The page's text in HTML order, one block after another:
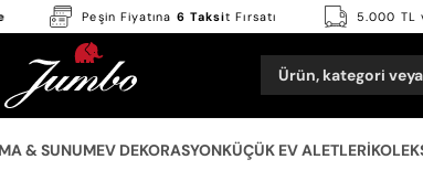
Peşin Fiyatına6 Taksit Fırsatı
Ürün, kategori
& SUNUMEV DEKORASYONKÜÇÜK EV ALETLERI